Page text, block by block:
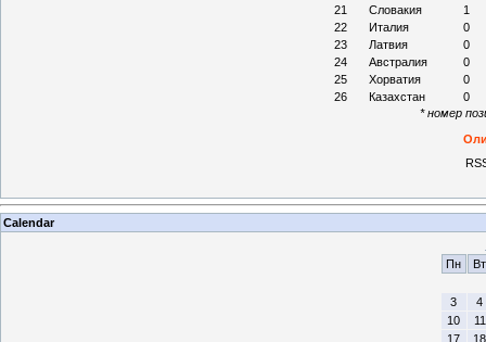
21
Словакия
1
22
Италия
0
23
Латвия
0
24
Австралия
0
25
Хорватия
0
26
Казахстан
0
* номер
Calendar
Пн
Вт
3
4
10
11
17
18